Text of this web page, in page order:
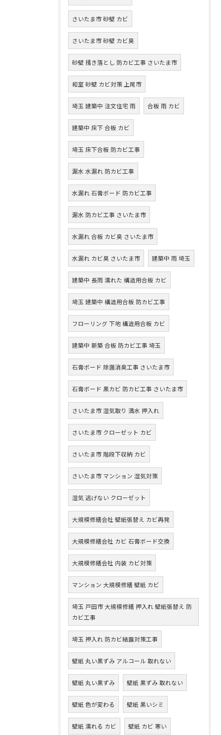
さいたま市 砂壁 カビ
さいたま市 砂壁 カビ臭
砂壁 掻き落とし 防カビ工事 さいたま市
和室 砂壁 カビ対策 上尾市
埼玉 建築中 注文住宅 雨 合板 雨 カビ
建築中 床下 合板 カビ
埼玉 床下合板 防カビ工事
漏水 水漏れ 防カビ工事
水漏れ 石膏ボード 防カビ工事
漏水 防カビ工事 さいたま市
水漏れ 合板 カビ臭 さいたま市
水漏れ カビ臭 さいたま市 建築中 雨 埼玉
建築中 長雨 濡れた 構造用合板 カビ
埼玉 建築中 構造用合板 防カビ工事
フローリング 下地 構造用合板 カビ
建築中 新築 合板 防カビ工事 埼玉
石膏ボード 除菌消臭工事 さいたま市
石膏ボード 黒カビ 防カビ工事 さいたま市
さいたま市 湿気取り 満水 押入れ
さいたま市 クローゼット カビ
さいたま市 階段下収納 カビ
さいたま市 マンション 湿気対策
湿気 逃げない クローゼット
大規模修繕会社 壁紙張替え カビ再発
大規模修繕会社 カビ 石膏ボード交換
大規模修繕会社 内装 カビ対策
マンション 大規模修繕 壁紙 カビ
埼玉 戸田市 大規模修繕 押入れ 壁紙張替え 防
カビ工事
埼玉 押入れ 防カビ結露対策工事
壁紙 丸い黒ずみ アルコール 取れない
壁紙 丸い黒ずみ 壁紙 黒ずみ 取れない
壁紙 色が変わる 壁紙 黒いシミ
壁紙 濡れる カビ 壁紙 カビ 寒い